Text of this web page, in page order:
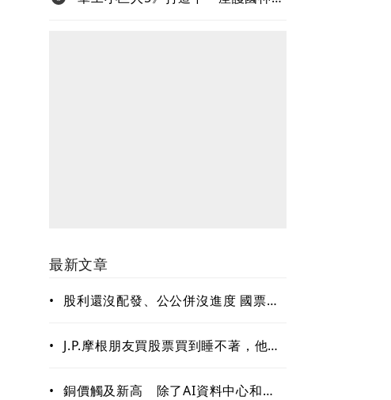
最新文章
•
股利還沒配發、公公併沒進度 國票金
•
J.P.摩根朋友買股票買到睡不著，他只
賺錢的關鍵能力
• 銅價觸及新高 除了AI資料中心和電